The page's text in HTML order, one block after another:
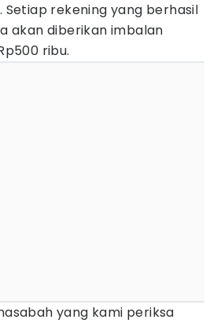
Setiap rekening yang berhasil
akan diberikan imbalan
ribu.
yang kami periksa